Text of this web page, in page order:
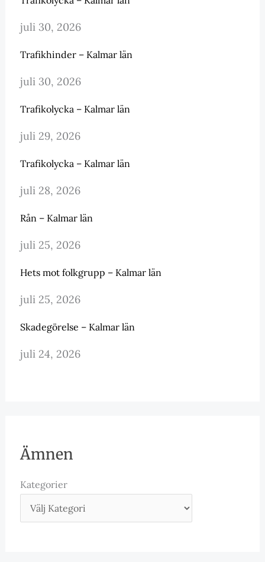
juli 30, 2026
Trafikhinder – Kalmar län
juli 30, 2026
Trafikolycka – Kalmar län
juli 29, 2026
Trafikolycka – Kalmar län
juli 28, 2026
Rån – Kalmar län
juli 25, 2026
Hets mot folkgrupp – Kalmar län
juli 25, 2026
Skadegörelse – Kalmar län
juli 24, 2026
Ämnen
Kategorier